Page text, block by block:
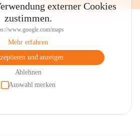
externer Cookies
zustimmen.
www.google.com/maps
Mehr erfahren
und anzeigen
Ablehnen
Auswahl merken